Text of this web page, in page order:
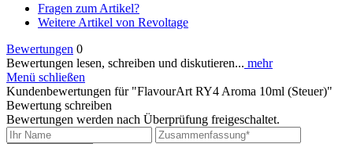
Fragen zum Artikel?
Weitere Artikel von Revoltage
Bewertungen 0
Bewertungen lesen, schreiben und diskutieren... mehr
Menü schließen
Kundenbewertungen für "FlavourArt RY4 Aroma 10ml (Steuer)"
Bewertung schreiben
Bewertungen werden nach Überprüfung freigeschaltet.